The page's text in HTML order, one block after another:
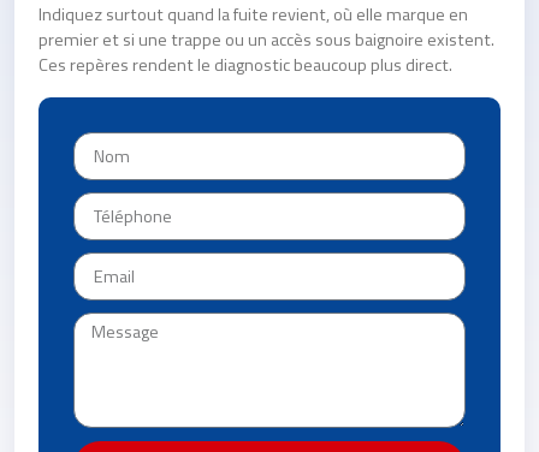
Indiquez surtout quand la fuite revient, où elle marque en
premier et si une trappe ou un accès sous baignoire existent.
Ces repères rendent le diagnostic beaucoup plus direct.